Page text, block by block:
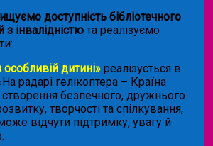
доступність бібліотечного
з інвалідністю та реалізуємо
дитині» реалізується в
радарі гелікоптера – Країна
безпечного, дружнього
творчості та спілкування,
відчути підтримку, увагу й